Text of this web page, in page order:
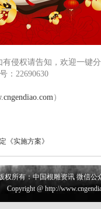
有侵权请告知，欢迎一键
：22690630
）
《实施方案》
权所有：中国根雕资讯 微信公
Copyright @ http://